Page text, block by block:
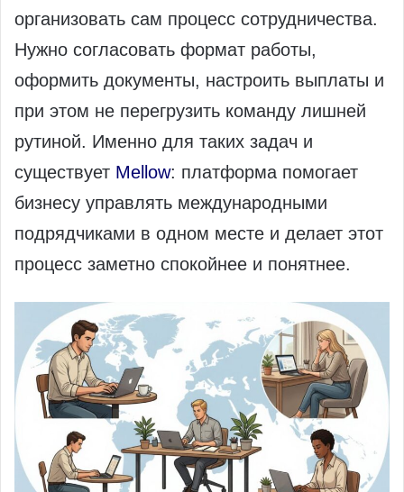
организовать сам процесс сотрудничества.
Нужно согласовать формат работы,
оформить документы, настроить выплаты и
при этом не перегрузить команду лишней
рутиной. Именно для таких задач и
существует Mellow: платформа помогает
бизнесу управлять международными
подрядчиками в одном месте и делает этот
процесс заметно спокойнее и понятнее.